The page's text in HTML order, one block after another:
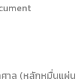
ศาล (หลักหมื่นแผ่น